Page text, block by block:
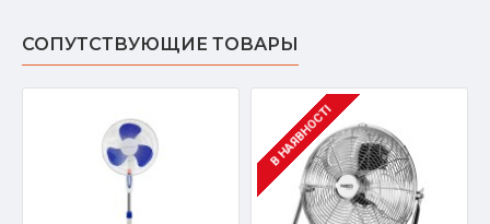
СОПУТСТВУЮЩИЕ ТОВАРЫ
В НАЯВНОСТІ